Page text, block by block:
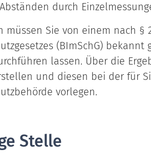
durch
müssen Sie von einem nach §
(BImSchG) bekannt
lassen. Über die
und diesen bei der für
vorlegen.
Stelle